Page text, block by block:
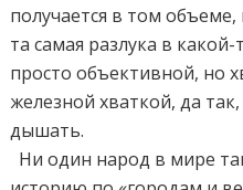
получается в том
та самая разлука в
просто объективной, но
железной хваткой, да
дышать.
Ни один народ в мире